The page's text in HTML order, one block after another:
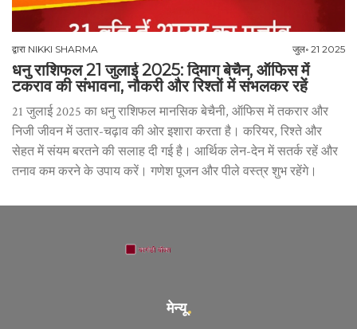
द्वारा NIKKI SHARMA जुल॰ 21 2025
धनु राशिफल 21 जुलाई 2025: दिमाग बेचैन, ऑफिस में
टकराव की संभावना, नौकरी और रिश्तों में संभलकर रहें
21 जुलाई 2025 का धनु राशिफल मानसिक बेचैनी, ऑफिस में तकरार और
निजी जीवन में उतार-चढ़ाव की ओर इशारा करता है। करियर, रिश्ते और
सेहत में संयम बरतने की सलाह दी गई है। आर्थिक लेन-देन में सतर्क रहें और
तनाव कम करने के उपाय करें। गणेश पूजन और पीले वस्त्र शुभ रहेंगे।
मेन्यू